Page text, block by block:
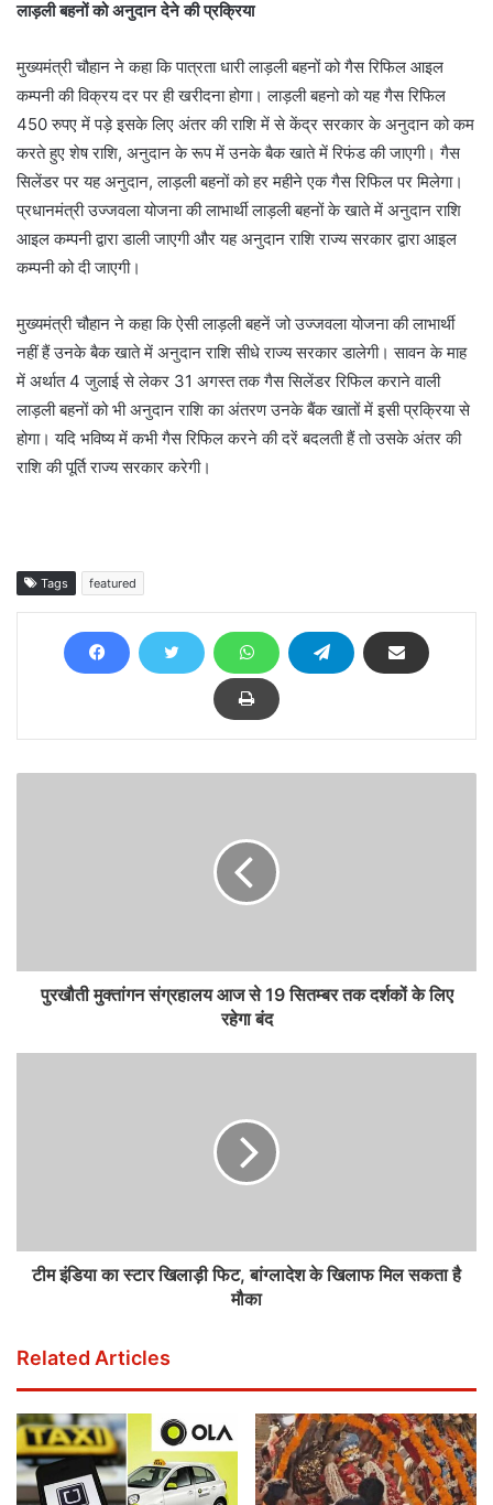
लाड़ली बहनों को अनुदान देने की प्रक्रिया
मुख्यमंत्री चौहान ने कहा कि पात्रता धारी लाड़ली बहनों को गैस रिफिल आइल
कम्पनी की विक्रय दर पर ही खरीदना होगा। लाड़ली बहनो को यह गैस रिफिल
450 रुपए में पड़े इसके लिए अंतर की राशि में से केंद्र सरकार के अनुदान को कम
करते हुए शेष राशि, अनुदान के रूप में उनके बैक खाते में रिफंड की जाएगी। गैस
सिलेंडर पर यह अनुदान, लाड़ली बहनों को हर महीने एक गैस रिफिल पर मिलेगा।
प्रधानमंत्री उज्जवला योजना की लाभार्थी लाड़ली बहनों के खाते में अनुदान राशि
आइल कम्पनी द्वारा डाली जाएगी और यह अनुदान राशि राज्य सरकार द्वारा आइल
कम्पनी को दी जाएगी।
मुख्यमंत्री चौहान ने कहा कि ऐसी लाड़ली बहनें जो उज्जवला योजना की लाभार्थी
नहीं हैं उनके बैक खाते में अनुदान राशि सीधे राज्य सरकार डालेगी। सावन के माह
में अर्थात 4 जुलाई से लेकर 31 अगस्त तक गैस सिलेंडर रिफिल कराने वाली
लाड़ली बहनों को भी अनुदान राशि का अंतरण उनके बैंक खातों में इसी प्रक्रिया से
होगा। यदि भविष्य में कभी गैस रिफिल करने की दरें बदलती हैं तो उसके अंतर की
राशि की पूर्ति राज्य सरकार करेगी।
Tags featured
पुरखौती मुक्तांगन संग्रहालय आज से 19 सितम्बर तक दर्शकों के लिए
रहेगा बंद
टीम इंडिया का स्टार खिलाड़ी फिट, बांग्लादेश के खिलाफ मिल सकता है
मौका
Related Articles